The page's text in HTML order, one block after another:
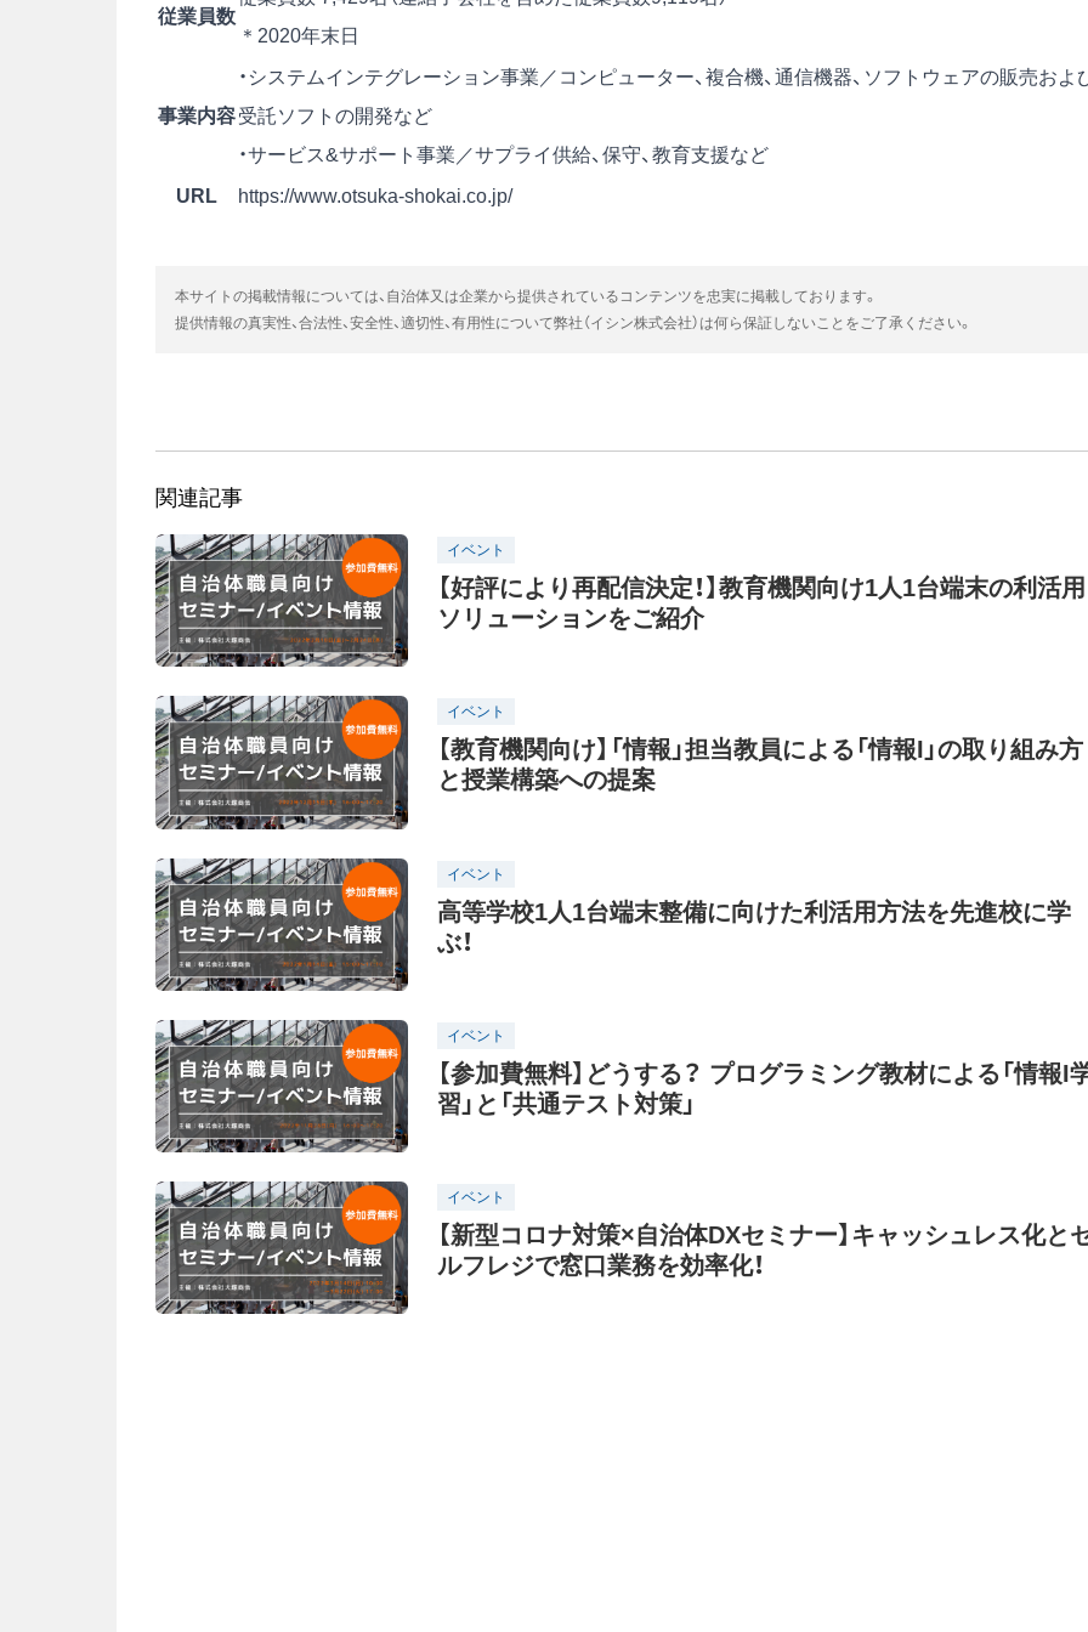
従業員数
＊2020年末日
事業内容
・システムインテグレーション事業／コンピューター、複合機、通信機器、ソフトウェアの販売およ
受託ソフトの開発など
・サービス&サポート事業／サプライ供給、保守、教育支援など
URL
https://www.otsuka-shokai.co.jp/
本サイトの掲載情報については、自治体又は企業から提供されているコンテンツを忠実に掲載しております。
提供情報の真実性、合法性、安全性、適切性、有用性について弊社（イシン株式会社）は何ら保証しないことをご了承ください。
関連記事
イベント
【好評により再配信決定！】教育機関向け1人1台端末の利活用
ソリューションをご紹介
イベント
【教育機関向け】「情報」担当教員による「情報I」の取り組み方
と授業構築への提案
イベント
高等学校1人1台端末整備に向けた利活用方法を先進校に学
ぶ！
イベント
【参加費無料】どうする？ プログラミング教材による「情報I
習」と「共通テスト対策」
イベント
【新型コロナ対策×自治体DXセミナー】キャッシュレス化と
ルフレジで窓口業務を効率化！